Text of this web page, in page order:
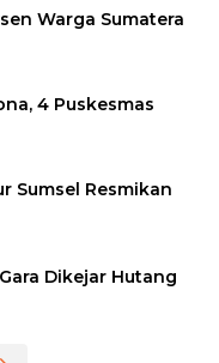
Warga Sumatera
4 Puskesmas
Sumsel Resmikan
Dikejar Hutang